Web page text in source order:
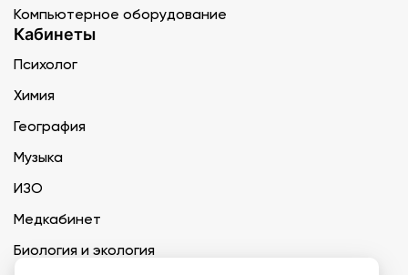
Компьютерное оборудование
Кабинеты
Психолог
Химия
География
Музыка
ИЗО
Медкабинет
Биология и экология